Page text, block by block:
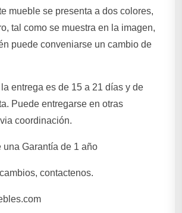
mueble se presenta a dos colores,
tal como se muestra en la imagen,
puede conveniarse un cambio de
entrega es de 15 a 21 días y de
Puede entregarse en otras
coordinación.
una Garantía de 1 año
contactenos.